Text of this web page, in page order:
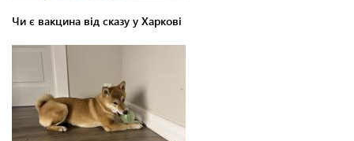
Чи є вакцина від сказу у Харкові